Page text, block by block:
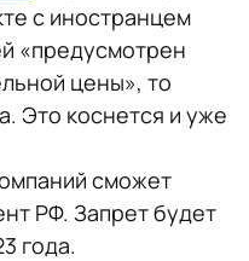
с иностранцем
«предусмотрен
цены», то
Это коснется и уже
сможет
РФ. Запрет будет
года.